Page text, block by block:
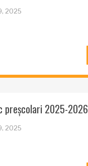
2025
preșcolari 2025-2026
2025